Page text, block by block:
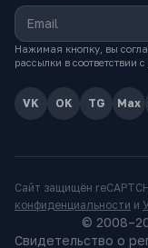
Нажимая кнопку, вы
рассылки в соответствии с
VK OK TG Max
Сайт защищён
конфиденциальности и
© 2008–
Свидетельство о